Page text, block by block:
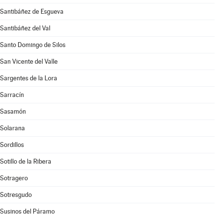
Santibáñez de Esgueva
Santibáñez del Val
Santo Domingo de Silos
San Vicente del Valle
Sargentes de la Lora
Sarracín
Sasamón
Solarana
Sordillos
Sotillo de la Ribera
Sotragero
Sotresgudo
Susinos del Páramo